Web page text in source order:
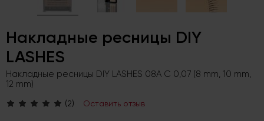
Накладные ресницы DIY
LASHES
Накладные ресницы DIY LASHES 08A C 0,07 (8 mm, 10 mm,
12 mm)
(2) Оставить отзыв